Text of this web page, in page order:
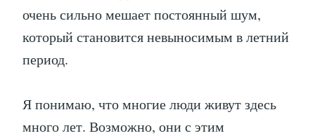
очень сильно мешает постоянный шум,
который становится невыносимым в летний
период.
Я понимаю, что многие люди живут здесь
много лет. Возможно, они с этим